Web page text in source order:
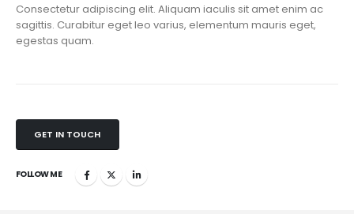
Consectetur adipiscing elit. Aliquam iaculis sit amet enim ac
sagittis. Curabitur eget leo varius, elementum mauris eget,
egestas quam.
GET IN TOUCH
FOLLOW ME